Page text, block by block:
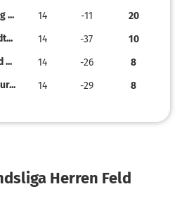
... 14 -11
20
14 -37
10
... 14 -26
8
14 -29 8
Herren Feld